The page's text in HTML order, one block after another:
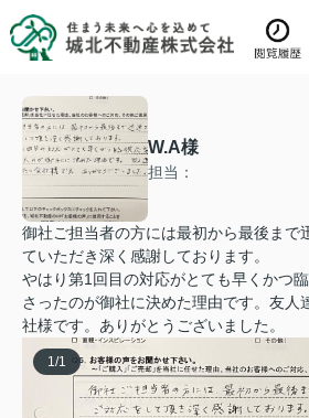
W.A様
担当：
御社ご担当者の方には最初から最後まで
ていただき深く感謝しております。
やはり第1回目の対応がとても早くかつ
さったのが御社に決めた理由です。友人
社様です。ありがとうございました。
1/1